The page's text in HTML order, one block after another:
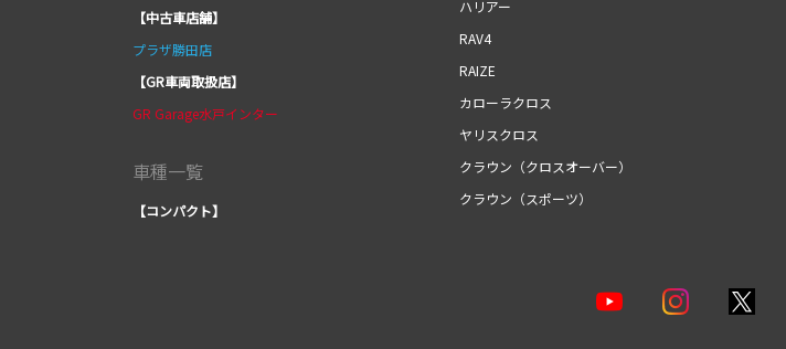
【中古車店舗】
プラザ勝田店
【GR車両取扱店】
GR Garage水戸インター
車種一覧
【コンパクト】
ハリアー
RAV4
RAIZE
カローラクロス
ヤリスクロス
クラウン（クロスオーバー）
クラウン（スポーツ）